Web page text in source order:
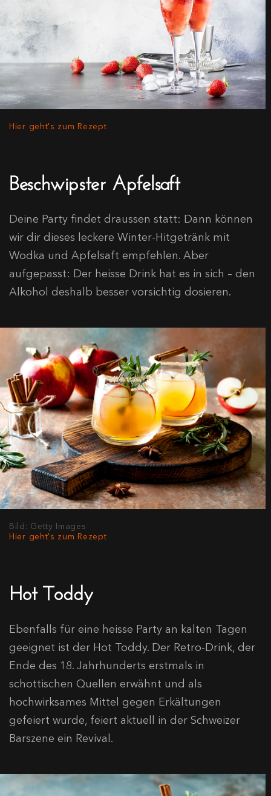
Hier geht's zum Rezept
Beschwipster Apfelsaft
Deine Party findet draussen statt: Dann können
wir dir dieses leckere Winter-Hitgetränk mit
Wodka und Apfelsaft empfehlen. Aber
aufgepasst: Der heisse Drink hat es in sich – den
Alkohol deshalb besser vorsichtig dosieren.
Bild: Getty Images
Hier geht's zum Rezept
Hot Toddy
Ebenfalls für eine heisse Party an kalten Tagen
geeignet ist der Hot Toddy. Der Retro-Drink, der
Ende des 18. Jahrhunderts erstmals in
schottischen Quellen erwähnt und als
hochwirksames Mittel gegen Erkältungen
gefeiert wurde, feiert aktuell in der Schweizer
Barszene ein Revival.